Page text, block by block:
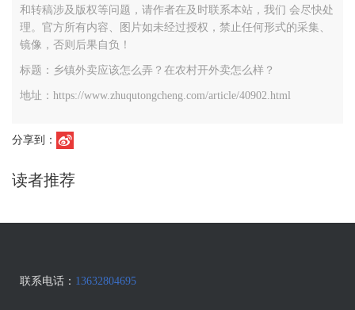
和转稿涉及版权等问题，请作者在及时联系本站，我们 会尽快处
理。官方所有内容、图片如未经过授权，禁止任何形式的采集、
镜像，否则后果自负！
标题：乡镇外卖应该怎么弄？在农村开外卖怎么样？
地址：https://www.zhuqutongcheng.com/article/40902.html
分享到：
读者推荐
联系电话： 13632804695